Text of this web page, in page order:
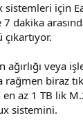
sistemleri için
dakika
ağırlığı veya
biraz
az 1 TB lik
sistemini.